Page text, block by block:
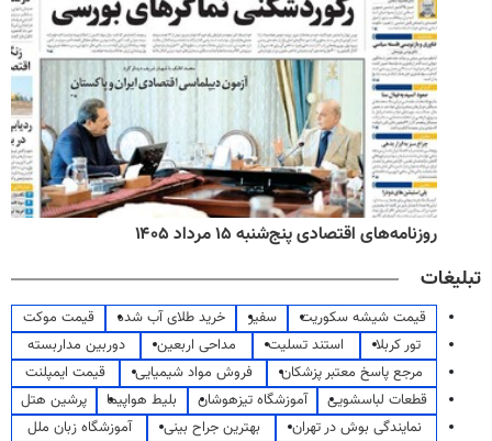
روزنامه‌های اقتصادی پنج‌شنبه ۱۵ مرداد ۱۴۰۵
تبلیغات
قیمت شیشه سکوریت سفیر خرید طلای آب شده
قیمت موکت
تور کربلا
استند تسلیت مداحی اربعین
دوربین مداربسته
مرجع پاسخ معتبر پزشکان
فروش مواد شیمیایی
قیمت ایمپلنت
قطعات لباسشویی
آموزشگاه تیزهوشان بلیط هواپیما
پرشین هتل
نمایندگی بوش در تهران
بهترین جراح بینی
آموزشگاه زبان ملل